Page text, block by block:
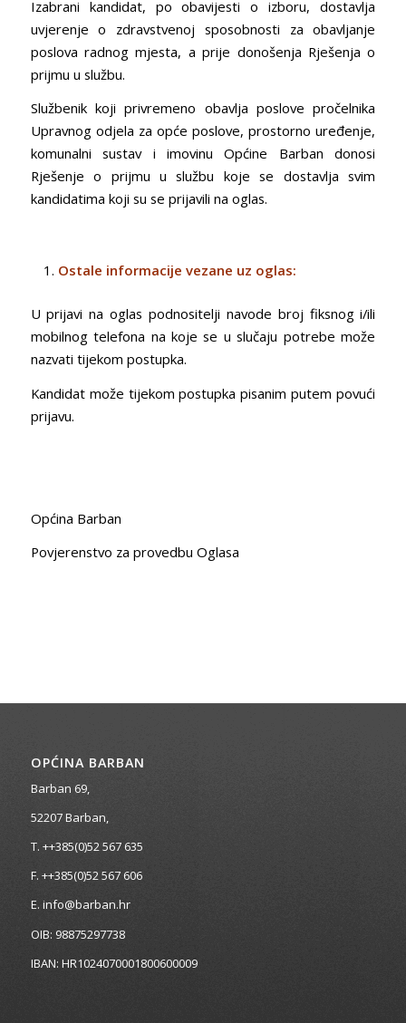
Izabrani kandidat, po obavijesti o izboru, dostavlja
uvjerenje o zdravstvenoj sposobnosti za obavljanje
poslova radnog mjesta, a prije donošenja Rješenja o
prijmu u službu.
Službenik koji privremeno obavlja poslove pročelnika
Upravnog odjela za opće poslove, prostorno uređenje,
komunalni sustav i imovinu Općine Barban donosi
Rješenje o prijmu u službu koje se dostavlja svim
kandidatima koji su se prijavili na oglas.
Ostale informacije vezane uz oglas:
U prijavi na oglas podnositelji navode broj fiksnog i/ili
mobilnog telefona na koje se u slučaju potrebe može
nazvati tijekom postupka.
Kandidat može tijekom postupka pisanim putem povući
prijavu.
Općina Barban
Povjerenstvo za provedbu Oglasa
OPĆINA BARBAN
Barban 69,
52207 Barban,
T. ++385(0)52 567 635
F. ++385(0)52 567 606
E. info@barban.hr
OIB: 98875297738
IBAN: HR1024070001800600009